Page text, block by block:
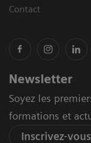
Contact
Newsletter
Soyez les
formations et
Inscrivez-vous